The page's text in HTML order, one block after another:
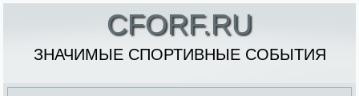
CFORF.RU
ЗНАЧИМЫЕ СПОРТИВНЫЕ СОБЫТИЯ